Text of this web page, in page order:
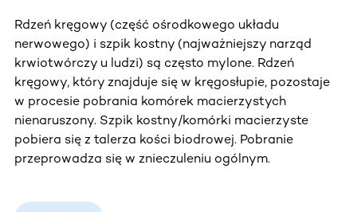
Rdzeń kręgowy (część ośrodkowego układu
nerwowego) i szpik kostny (najważniejszy narząd
krwiotwórczy u ludzi) są często mylone. Rdzeń
kręgowy, który znajduje się w kręgosłupie, pozostaje
w procesie pobrania komórek macierzystych
nienaruszony. Szpik kostny/komórki macierzyste
pobiera się z talerza kości biodrowej. Pobranie
przeprowadza się w znieczuleniu ogólnym.